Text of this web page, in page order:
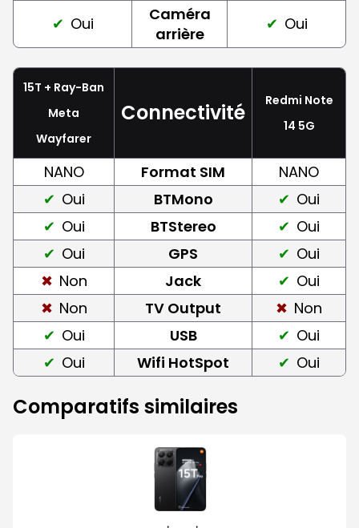
Oui
Caméra
arrière
Oui
15T + Ray-Ban
Meta
Wayfarer
Connectivité
Redmi Note
14 5G
NANO Format SIM
NANO
Oui
BTMono
Oui
Oui
BTStereo
Oui
Oui
GPS
Oui
Non
Jack
Oui
Non
TV Output
Non
Oui
USB
Oui
Oui
Wifi HotSpot Oui
Comparatifs similaires